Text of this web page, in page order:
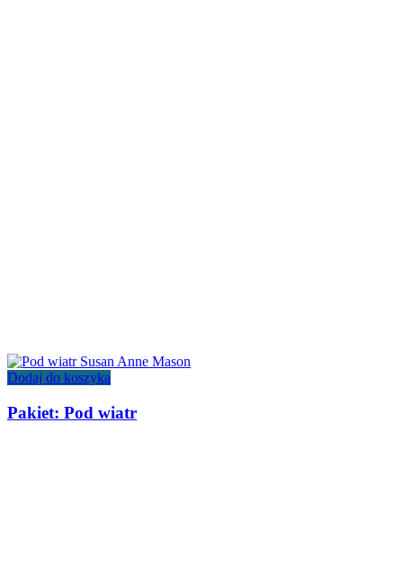
Dodaj do koszyka
Pakiet: Pod wiatr